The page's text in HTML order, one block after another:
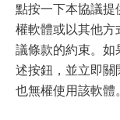
點按一下本協議提
權軟體或以其他方
議條款的約束。如
述按鈕，並立即關
也無權使用該軟體